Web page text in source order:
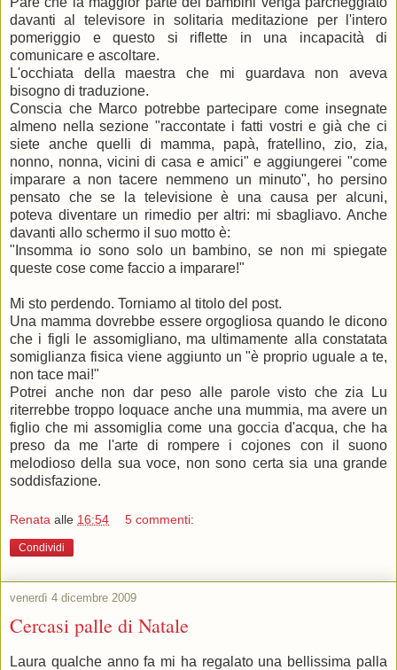
davanti al televisore in solitaria meditazione per l'intero
pomeriggio e questo si riflette in una incapacità di
comunicare e ascoltare.
L'occhiata della maestra che mi guardava non aveva
bisogno di traduzione.
Conscia che Marco potrebbe partecipare come insegnate
almeno nella sezione "raccontate i fatti vostri e già che ci
siete anche quelli di mamma, papà, fratellino, zio, zia,
nonno, nonna, vicini di casa e amici" e aggiungerei "come
imparare a non tacere nemmeno un minuto", ho persino
pensato che se la televisione è una causa per alcuni,
poteva diventare un rimedio per altri: mi sbagliavo. Anche
davanti allo schermo il suo motto è:
"Insomma io sono solo un bambino, se non mi spiegate
queste cose come faccio a imparare!"
Mi sto perdendo. Torniamo al titolo del post.
Una mamma dovrebbe essere orgogliosa quando le dicono
che i figli le assomigliano, ma ultimamente alla constatata
somiglianza fisica viene aggiunto un "è proprio uguale a te,
non tace mai!"
Potrei anche non dar peso alle parole visto che zia Lu
riterrebbe troppo loquace anche una mummia, ma avere un
figlio che mi assomiglia come una goccia d'acqua, che ha
preso da me l'arte di rompere i cojones con il suono
melodioso della sua voce, non sono certa sia una grande
soddisfazione.
Renata alle 16:54 5 commenti:
Condividi
venerdì 4 dicembre 2009
Cercasi palle di Natale
Laura qualche anno fa mi ha regalato una bellissima palla